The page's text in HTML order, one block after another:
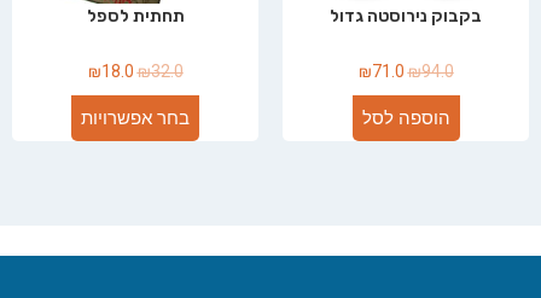
בקבוק נירוסטה גדול
₪94.0
₪71.0
הוספה לסל
תחתית לספל
₪32.0
₪18.0
בחר אפשרויות